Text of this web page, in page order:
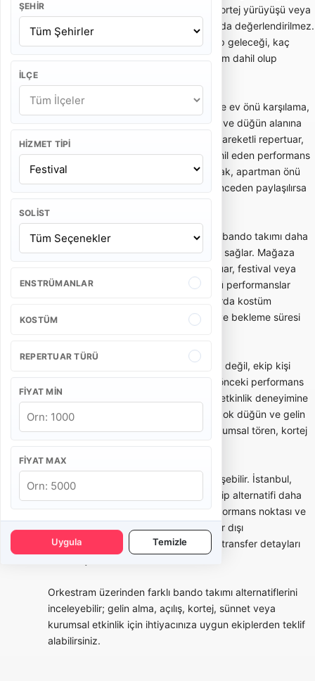
ŞEHIR
İLÇE
HIZMET TIPI
SOLIST
ENSTRÜMANLAR
KOSTÜM
REPERTUAR TÜRÜ
FIYAT MIN
FIYAT MAX
Uygula Temizle
Kısa gelin alma performansı ile uzun kortej yürüyüşü veya
kurumsal açılış programı aynı kapsamda değerlendirilmez.
Bu yüzden teklif alırken kaç kişilik ekip geleceği, kaç
dakika performans yapılacağı ve ulaşım dahil olup
Gelin alma ve düğün bandosu, özellikle ev önü karşılama,
gelin çıkarma, konvoy öncesi eğlence ve düğün alanına
enerjik giriş gibi anlarda tercih edilir. Hareketli repertuar,
oyun havaları ve davetlileri sürece dahil eden performans
tarzı bu kullanımda önemlidir. Dar sokak, apartman önü
veya açık alan gibi mekan detayları önceden paylaşılırsa
Açılış, kortej ve kurumsal etkinliklerde bando takımı daha
düzenli, ritimli ve dikkat çekici bir akış sağlar. Mağaza
açılışı, belediye etkinliği, okul töreni, fuar, festival veya
marka aktivasyonlarında kısa ve güçlü performanslar
tercih edilebilir. Bu tür organizasyonlarda kostüm
bütünlüğü, saat planı, yürüyüş rotası ve bekleme süresi
Bando takımı seçerken yalnızca fiyata değil, ekip kişi
sayısına, repertuar örneklerine, daha önceki performans
videolarına, kostüm seçeneklerine ve etkinlik deneyimine
bakmak gerekir. Bazı bandolar daha çok düğün ve gelin
alma odaklı çalışırken, bazı ekipler kurumsal tören, kortej
Şehre göre bando takımı fiyatları değişebilir. İstanbul,
Ankara, İzmir gibi büyük şehirlerde ekip alternatifi daha
fazla olabilir; ancak ulaşım, trafik, performans noktası ve
bekleme süresi fiyatı etkileyebilir. Şehir dışı
organizasyonlarda yol, konaklama ve transfer detayları
Orkestram üzerinden farklı bando takımı alternatiflerini
inceleyebilir; gelin alma, açılış, kortej, sünnet veya
kurumsal etkinlik için ihtiyacınıza uygun ekiplerden teklif
alabilirsiniz.